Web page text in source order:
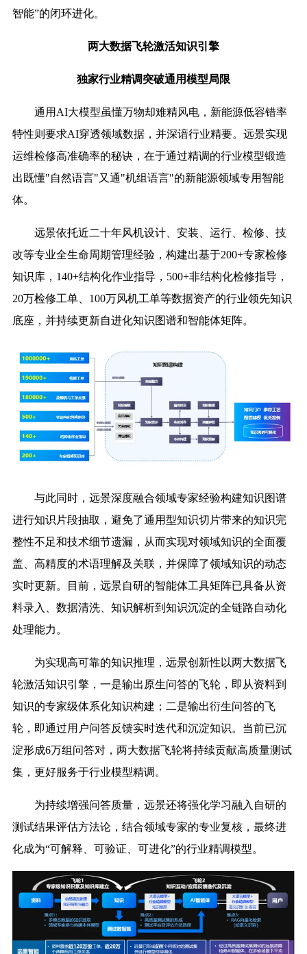
智能”的闭环进化。
两大数据飞轮激活知识引擎
独家行业精调突破通用模型局限
通用AI大模型虽懂万物却难精风电，新能源低容错率
特性则要求AI穿透领域数据，并深谙行业精要。远景实现
运维检修高准确率的秘诀，在于通过精调的行业模型锻造
出既懂"自然语言"又通"机组语言"的新能源领域专用智能
体。
远景依托近二十年风机设计、安装、运行、检修、技
改等专业全生命周期管理经验，构建出基于200+专家检修
知识库，140+结构化作业指导，500+非结构化检修指导，
20万检修工单、100万风机工单等数据资产的行业领先知识
底座，并持续更新自进化知识图谱和智能体矩阵。
与此同时，远景深度融合领域专家经验构建知识图谱
进行知识片段抽取，避免了通用型知识切片带来的知识完
整性不足和技术细节遗漏，从而实现对领域知识的全面覆
盖、高精度的术语理解及关联，并保障了领域知识的动态
实时更新。目前，远景自研的智能体工具矩阵已具备从资
料录入、数据清洗、知识解析到知识沉淀的全链路自动化
处理能力。
为实现高可靠的知识推理，远景创新性以两大数据飞
轮激活知识引擎，一是输出原生问答的飞轮，即从资料到
知识的专家级体系化知识构建；二是输出衍生问答的飞
轮，即通过用户问答反馈实时迭代和沉淀知识。当前已沉
淀形成6万组问答对，两大数据飞轮将持续贡献高质量测试
集，更好服务于行业模型精调。
为持续增强问答质量，远景还将强化学习融入自研的
测试结果评估方法论，结合领域专家的专业复核，最终进
化成为“可解释、可验证、可进化”的行业精调模型。